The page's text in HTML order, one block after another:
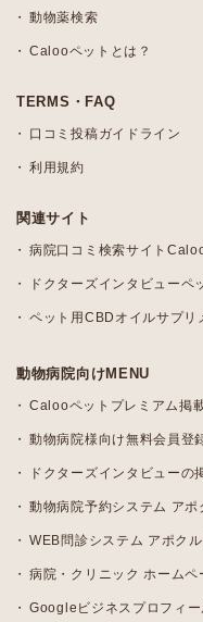
動物薬検索
Calooペットとは？
TERMS・FAQ
口コミ投稿ガイドライン
利用規約
関連サイト
病院口コミ検索サイト
ドクターズインタビューペ
ペット用CBDオイルサプリ
動物病院向けMENU
Calooペットプレミアム掲
動物病院様向け無料会員登
ドクターズインタビューの
動物病院予約システム アポ
WEB問診システム アポク
病院・クリニック ホームペ
Googleビジネスプロフィー